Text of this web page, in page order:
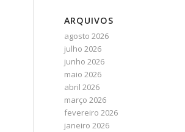
ARQUIVOS
agosto 2026
julho 2026
junho 2026
maio 2026
abril 2026
março 2026
fevereiro 2026
janeiro 2026